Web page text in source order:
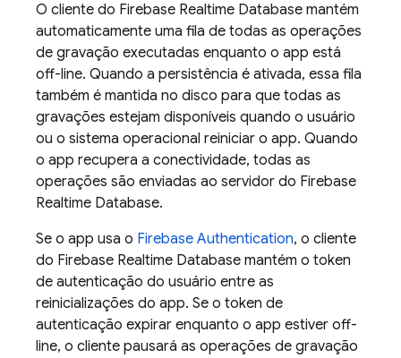
O cliente do Firebase Realtime Database mantém
automaticamente uma fila de todas as operações
de gravação executadas enquanto o app está
off-line. Quando a persistência é ativada, essa fila
também é mantida no disco para que todas as
gravações estejam disponíveis quando o usuário
ou o sistema operacional reiniciar o app. Quando
o app recupera a conectividade, todas as
operações são enviadas ao servidor do Firebase
Realtime Database.
Se o app usa o Firebase Authentication, o cliente
do Firebase Realtime Database mantém o token
de autenticação do usuário entre as
reinicializações do app. Se o token de
autenticação expirar enquanto o app estiver off-
line, o cliente pausará as operações de gravação